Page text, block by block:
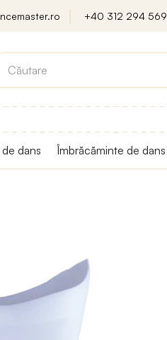
+40 312 294 569
dans Îmbrăcăminte de dans